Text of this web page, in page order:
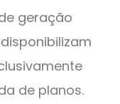
geração
de planos.